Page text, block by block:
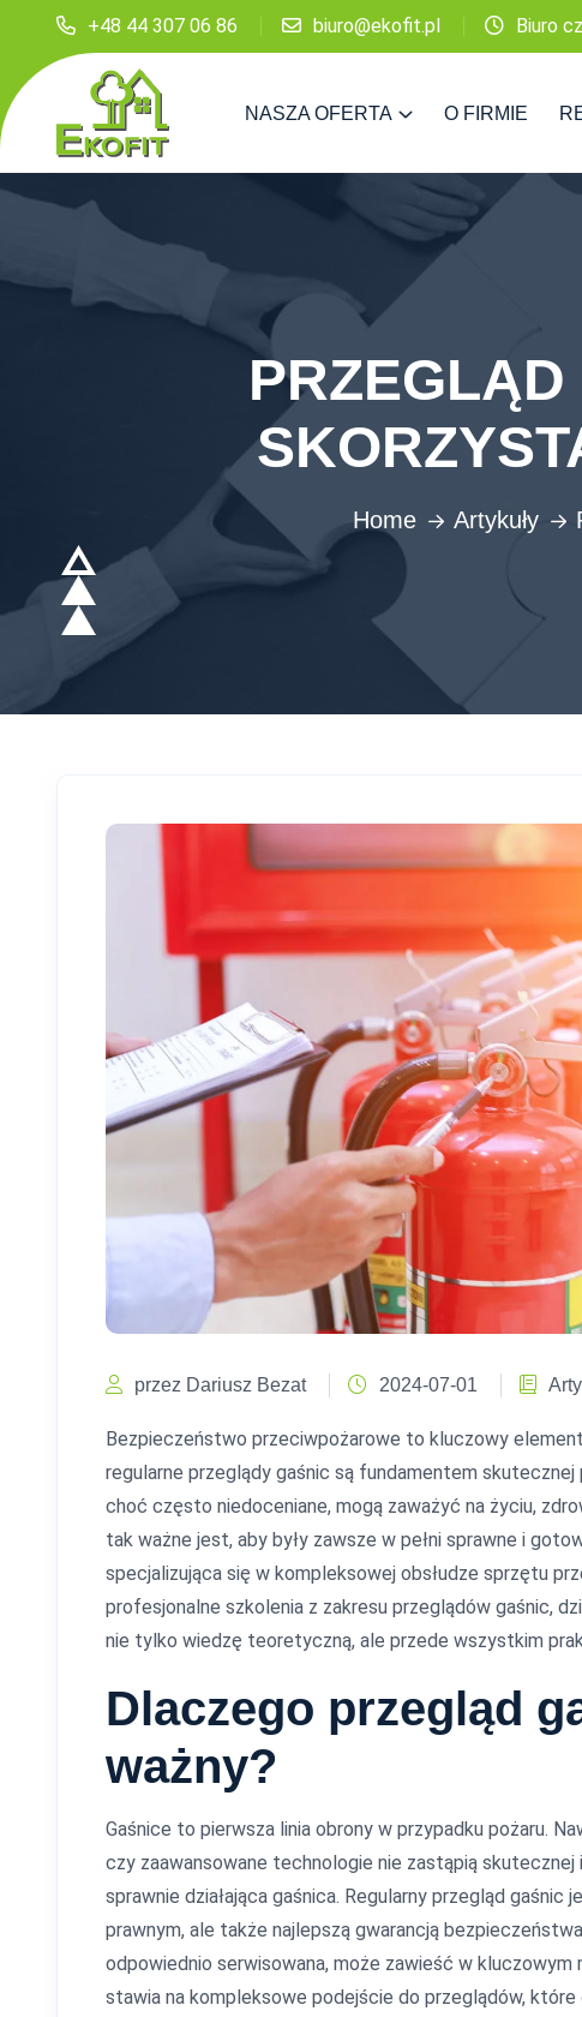
+48 44 307 06 86 biuro@ekofit.pl Biuro
NASZA OFERTA O FIRMIE
Home Artykuły
przez Dariusz Bezat 2024-07-01
Bezpieczeństwo przeciwpożarowe to kluczowy
regularne przeglądy gaśnic są fundamentem skutecznej
choć często niedoceniane, mogą zaważyć na życiu,
tak ważne jest, aby były zawsze w pełni sprawne i
specjalizująca się w kompleksowej obsłudze sprzętu
profesjonalne szkolenia z zakresu przeglądów gaśnic,
nie tylko wiedzę teoretyczną, ale przede wszystkim
Dlaczego przegląd
ważny?
Gaśnice to pierwsza linia obrony w przypadku pożaru.
czy zaawansowane technologie nie zastąpią skutecznej
sprawnie działająca gaśnica. Regularny przegląd
prawnym, ale także najlepszą gwarancją
odpowiednio serwisowana, może zawieść w kluczowym
stawia na kompleksowe podejście do przeglądów,